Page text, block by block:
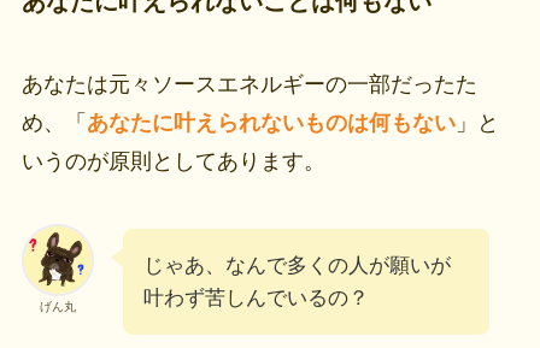
あなたは元々ソースエネルギーの一部だったた
め、「 あなたに叶えられないものは何もない」と
いうのが原則としてあります。
げん丸
じゃあ、なんで多くの人が願いが
叶わず苦しんでいるの？